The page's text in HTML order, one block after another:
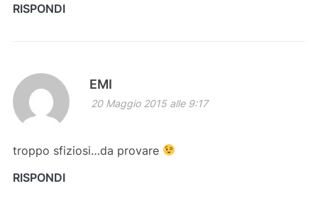
RISPONDI
EMI
20 Maggio 2015 alle 9:17
troppo sfiziosi…da provare
RISPONDI